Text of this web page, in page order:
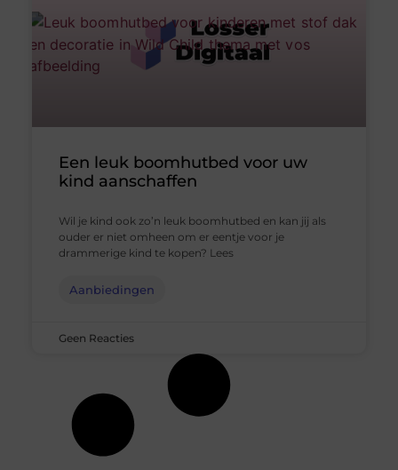
Een leuk boomhutbed voor uw
kind aanschaffen
Wil je kind ook zo’n leuk boomhutbed en kan jij als
ouder er niet omheen om er eentje voor je
drammerige kind te kopen? Lees
Aanbiedingen
Geen Reacties